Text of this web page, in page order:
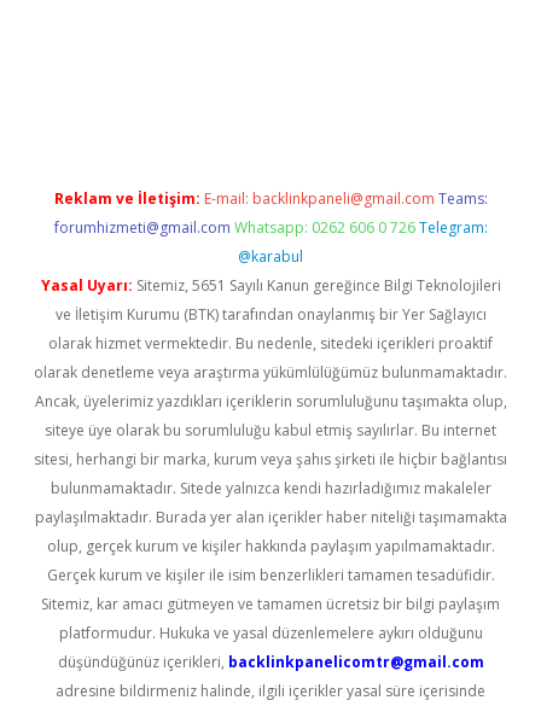
Reklam ve İletişim: E-mail: backlinkpaneli@gmail.com Teams:
forumhizmeti@gmail.com Whatsapp: 0262 606 0 726 Telegram:
@karabul
Yasal Uyarı: Sitemiz, 5651 Sayılı Kanun gereğince Bilgi Teknolojileri
ve İletişim Kurumu (BTK) tarafından onaylanmış bir Yer Sağlayıcı
olarak hizmet vermektedir. Bu nedenle, sitedeki içerikleri proaktif
olarak denetleme veya araştırma yükümlülüğümüz bulunmamaktadır.
Ancak, üyelerimiz yazdıkları içeriklerin sorumluluğunu taşımakta olup,
siteye üye olarak bu sorumluluğu kabul etmiş sayılırlar. Bu internet
sitesi, herhangi bir marka, kurum veya şahıs şirketi ile hiçbir bağlantısı
bulunmamaktadır. Sitede yalnızca kendi hazırladığımız makaleler
paylaşılmaktadır. Burada yer alan içerikler haber niteliği taşımamakta
olup, gerçek kurum ve kişiler hakkında paylaşım yapılmamaktadır.
Gerçek kurum ve kişiler ile isim benzerlikleri tamamen tesadüfidir.
Sitemiz, kar amacı gütmeyen ve tamamen ücretsiz bir bilgi paylaşım
platformudur. Hukuka ve yasal düzenlemelere aykırı olduğunu
düşündüğünüz içerikleri, backlinkpanelicomtr@gmail.com
adresine bildirmeniz halinde, ilgili içerikler yasal süre içerisinde